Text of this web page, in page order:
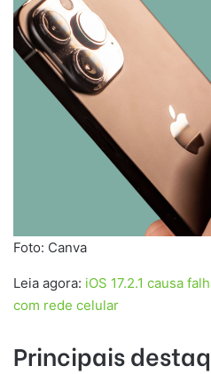
Foto: Canva
Leia agora: iOS 17.2.1 causa
com rede celular
Principais